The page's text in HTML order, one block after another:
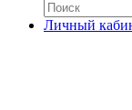
Личный